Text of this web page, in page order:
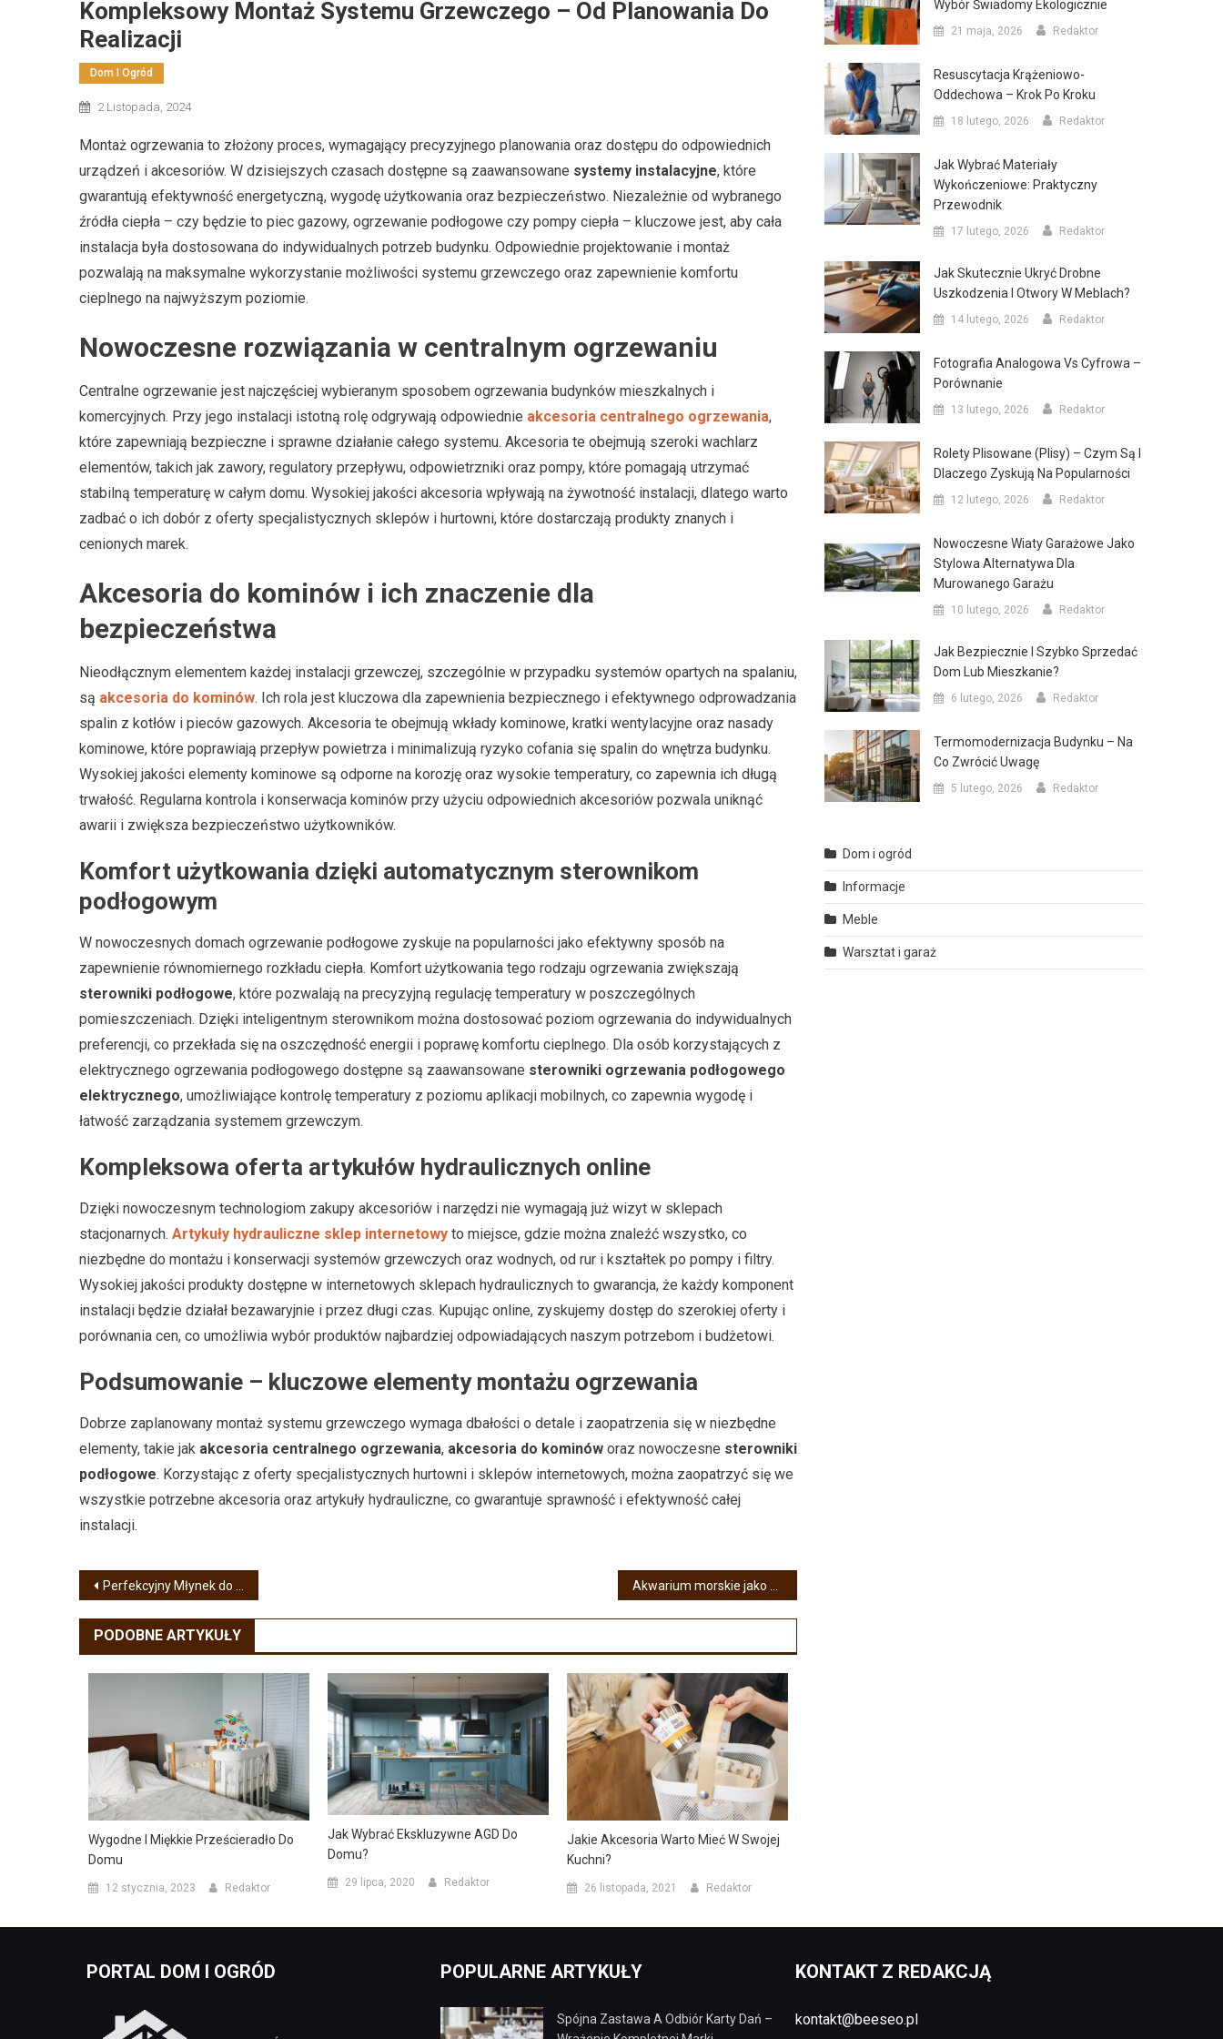
Kompleksowy Montaż Systemu Grzewczego – Od Planowania Do
Realizacji
Dom I Ogród
2 Listopada, 2024
Montaż ogrzewania to złożony proces, wymagający precyzyjnego planowania oraz dostępu do odpowiednich
urządzeń i akcesoriów. W dzisiejszych czasach dostępne są zaawansowane systemy instalacyjne, które
gwarantują efektywność energetyczną, wygodę użytkowania oraz bezpieczeństwo. Niezależnie od wybranego
źródła ciepła – czy będzie to piec gazowy, ogrzewanie podłogowe czy pompy ciepła – kluczowe jest, aby cała
instalacja była dostosowana do indywidualnych potrzeb budynku. Odpowiednie projektowanie i montaż
pozwalają na maksymalne wykorzystanie możliwości systemu grzewczego oraz zapewnienie komfortu
cieplnego na najwyższym poziomie.
Nowoczesne rozwiązania w centralnym ogrzewaniu
Centralne ogrzewanie jest najczęściej wybieranym sposobem ogrzewania budynków mieszkalnych i
komercyjnych. Przy jego instalacji istotną rolę odgrywają odpowiednie akcesoria centralnego ogrzewania,
które zapewniają bezpieczne i sprawne działanie całego systemu. Akcesoria te obejmują szeroki wachlarz
elementów, takich jak zawory, regulatory przepływu, odpowietrzniki oraz pompy, które pomagają utrzymać
stabilną temperaturę w całym domu. Wysokiej jakości akcesoria wpływają na żywotność instalacji, dlatego warto
zadbać o ich dobór z oferty specjalistycznych sklepów i hurtowni, które dostarczają produkty znanych i
cenionych marek.
Akcesoria do kominów i ich znaczenie dla
bezpieczeństwa
Nieodłącznym elementem każdej instalacji grzewczej, szczególnie w przypadku systemów opartych na spalaniu,
są akcesoria do kominów. Ich rola jest kluczowa dla zapewnienia bezpiecznego i efektywnego odprowadzania
spalin z kotłów i pieców gazowych. Akcesoria te obejmują wkłady kominowe, kratki wentylacyjne oraz nasady
kominowe, które poprawiają przepływ powietrza i minimalizują ryzyko cofania się spalin do wnętrza budynku.
Wysokiej jakości elementy kominowe są odporne na korozję oraz wysokie temperatury, co zapewnia ich długą
trwałość. Regularna kontrola i konserwacja kominów przy użyciu odpowiednich akcesoriów pozwala uniknąć
awarii i zwiększa bezpieczeństwo użytkowników.
Komfort użytkowania dzięki automatycznym sterownikom
podłogowym
W nowoczesnych domach ogrzewanie podłogowe zyskuje na popularności jako efektywny sposób na
zapewnienie równomiernego rozkładu ciepła. Komfort użytkowania tego rodzaju ogrzewania zwiększają
sterowniki podłogowe, które pozwalają na precyzyjną regulację temperatury w poszczególnych
pomieszczeniach. Dzięki inteligentnym sterownikom można dostosować poziom ogrzewania do indywidualnych
preferencji, co przekłada się na oszczędność energii i poprawę komfortu cieplnego. Dla osób korzystających z
elektrycznego ogrzewania podłogowego dostępne są zaawansowane sterowniki ogrzewania podłogowego
elektrycznego, umożliwiające kontrolę temperatury z poziomu aplikacji mobilnych, co zapewnia wygodę i
łatwość zarządzania systemem grzewczym.
Kompleksowa oferta artykułów hydraulicznych online
Dzięki nowoczesnym technologiom zakupy akcesoriów i narzędzi nie wymagają już wizyt w sklepach
stacjonarnych. Artykuły hydrauliczne sklep internetowy to miejsce, gdzie można znaleźć wszystko, co
niezbędne do montażu i konserwacji systemów grzewczych oraz wodnych, od rur i kształtek po pompy i filtry.
Wysokiej jakości produkty dostępne w internetowych sklepach hydraulicznych to gwarancja, że każdy komponent
instalacji będzie działał bezawaryjnie i przez długi czas. Kupując online, zyskujemy dostęp do szerokiej oferty i
porównania cen, co umożliwia wybór produktów najbardziej odpowiadających naszym potrzebom i budżetowi.
Podsumowanie – kluczowe elementy montażu ogrzewania
Dobrze zaplanowany montaż systemu grzewczego wymaga dbałości o detale i zaopatrzenia się w niezbędne
elementy, takie jak akcesoria centralnego ogrzewania, akcesoria do kominów oraz nowoczesne sterowniki
podłogowe. Korzystając z oferty specjalistycznych hurtowni i sklepów internetowych, można zaopatrzyć się we
wszystkie potrzebne akcesoria oraz artykuły hydrauliczne, co gwarantuje sprawność i efektywność całej
instalacji.
Nawigacja
wpisu
Perfekcyjny Młynek do Kawy – Klucz do Idealnego Aromatu
PODOBNE ARTYKUŁY
Wygodne I Miękkie Prześcieradło Do
Domu
12 stycznia, 2023 Redaktor
Jak Wybrać Ekskluzywne AGD Do
Domu?
29 lipca, 2020 Redaktor
Jakie Akcesoria Warto Mieć W Swojej
Kuchni?
26 listopada, 2021 Redaktor
Wybór Świadomy Ekologicznie
21 maja, 2026 Redaktor
Resuscytacja Krążeniowo-
Oddechowa – Krok Po Kroku
18 lutego, 2026 Redaktor
Jak Wybrać Materiały
Wykończeniowe: Praktyczny
Przewodnik
17 lutego, 2026 Redaktor
Jak Skutecznie Ukryć Drobne
Uszkodzenia I Otwory W Meblach?
14 lutego, 2026 Redaktor
Fotografia Analogowa Vs Cyfrowa –
Porównanie
13 lutego, 2026 Redaktor
Rolety Plisowane (plisy) – Czym Są I
Dlaczego Zyskują Na Popularności
12 lutego, 2026 Redaktor
Nowoczesne Wiaty Garażowe Jako
Stylowa Alternatywa Dla
Murowanego Garażu
10 lutego, 2026 Redaktor
Jak Bezpiecznie I Szybko Sprzedać
Dom Lub Mieszkanie?
6 lutego, 2026 Redaktor
Termomodernizacja Budynku – Na
Co Zwrócić Uwagę
5 lutego, 2026 Redaktor
Dom i ogród
Informacje
Meble
Warsztat i garaż
PORTAL DOM I OGRÓD POPULARNE ARTYKUŁY
Spójna Zastawa A Odbiór Karty Dań –
KONTAKT Z REDAKCJĄ
kontakt@beeseo.pl